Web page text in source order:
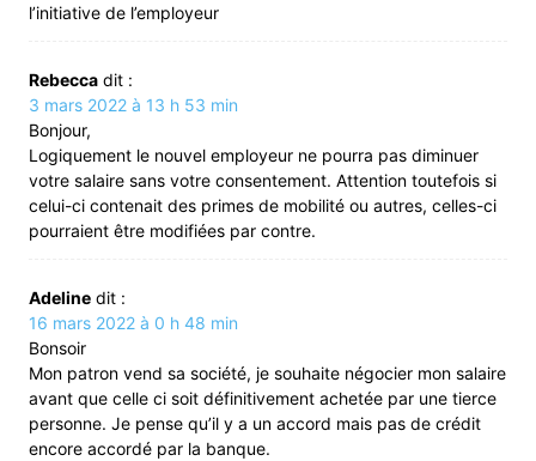
l’initiative de l’employeur
Rebecca dit :
3 mars 2022 à 13 h 53 min
Bonjour,
Logiquement le nouvel employeur ne pourra pas diminuer
votre salaire sans votre consentement. Attention toutefois si
celui-ci contenait des primes de mobilité ou autres, celles-ci
pourraient être modifiées par contre.
Adeline dit :
16 mars 2022 à 0 h 48 min
Bonsoir
Mon patron vend sa société, je souhaite négocier mon salaire
avant que celle ci soit définitivement achetée par une tierce
personne. Je pense qu’il y a un accord mais pas de crédit
encore accordé par la banque.